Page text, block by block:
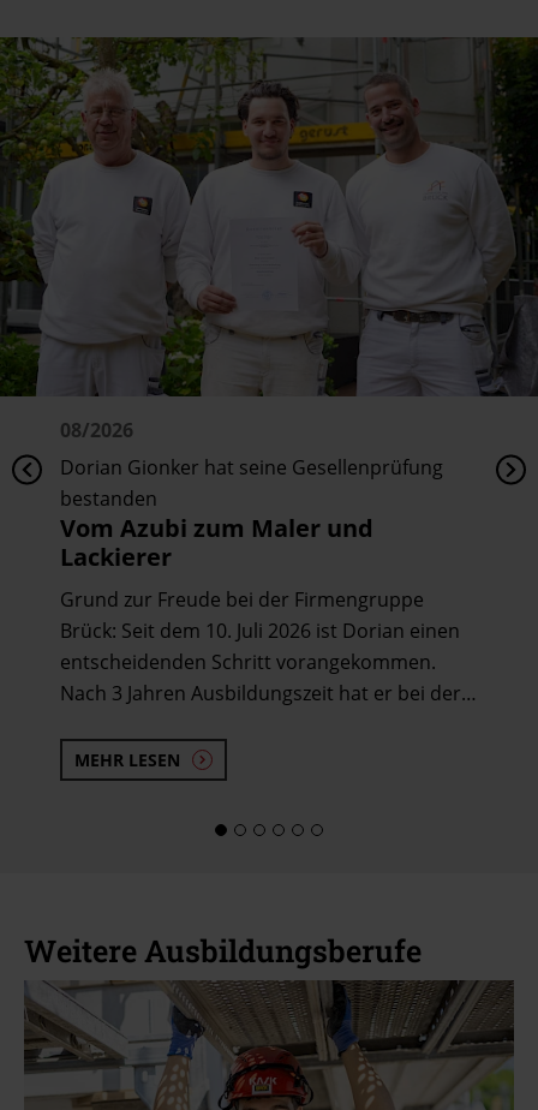
08/2026
Dorian Gionker hat seine Gesellenprüfung
bestanden
Vom Azubi zum Maler und
Lackierer
Grund zur Freude bei der Firmengruppe
Brück: Seit dem 10. Juli 2026 ist Dorian einen
entscheidenden Schritt vorangekommen.
Nach 3 Jahren Ausbildungszeit hat er bei der…
MEHR LESEN
Weitere Ausbildungsberufe